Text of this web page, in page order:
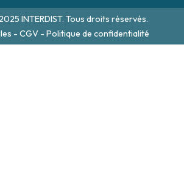
INTERDIST. Tous droits réservés.
- CGV - Politique de confidentialité